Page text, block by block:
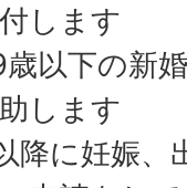
します
以下の新
します
降に妊娠、